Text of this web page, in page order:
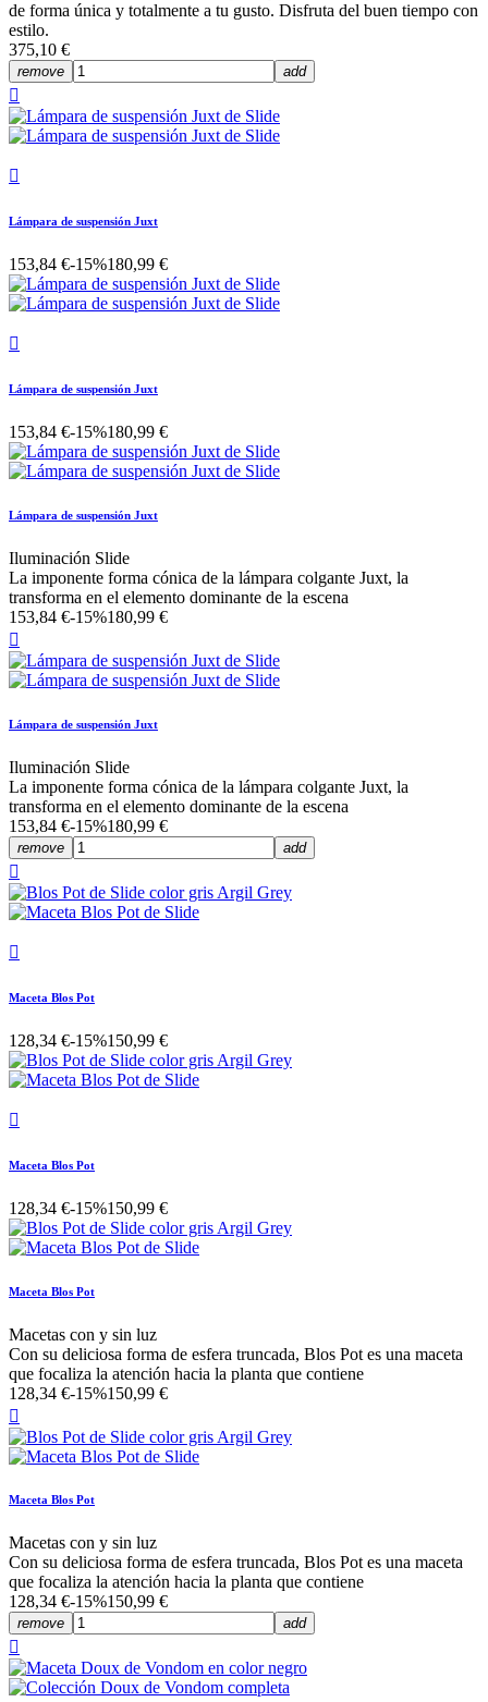
de forma única y totalmente a tu gusto. Disfruta del buen tiempo con
estilo.
375,10 €
remove add


Lámpara de suspensión Juxt
153,84 €-15%180,99 €

Lámpara de suspensión Juxt
153,84 €-15%180,99 €
Lámpara de suspensión Juxt
Iluminación Slide
La imponente forma cónica de la lámpara colgante Juxt, la
transforma en el elemento dominante de la escena
153,84 €-15%180,99 €

Lámpara de suspensión Juxt
Iluminación Slide
La imponente forma cónica de la lámpara colgante Juxt, la
transforma en el elemento dominante de la escena
153,84 €-15%180,99 €
remove add


Maceta Blos Pot
128,34 €-15%150,99 €

Maceta Blos Pot
128,34 €-15%150,99 €
Maceta Blos Pot
Macetas con y sin luz
Con su deliciosa forma de esfera truncada, Blos Pot es una maceta
que focaliza la atención hacia la planta que contiene
128,34 €-15%150,99 €

Maceta Blos Pot
Macetas con y sin luz
Con su deliciosa forma de esfera truncada, Blos Pot es una maceta
que focaliza la atención hacia la planta que contiene
128,34 €-15%150,99 €
remove add
